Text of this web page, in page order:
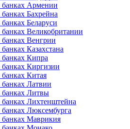
банках Армении
Бахрейна
Беларуси
банках Великобритании
банках Венгрии
Казахстана
банках Кипра
банках Киргизии
банках Китая
банках Латвии
банках Литвы
банках Лихтенштейна
банках Люксембурга
банках Маврикия